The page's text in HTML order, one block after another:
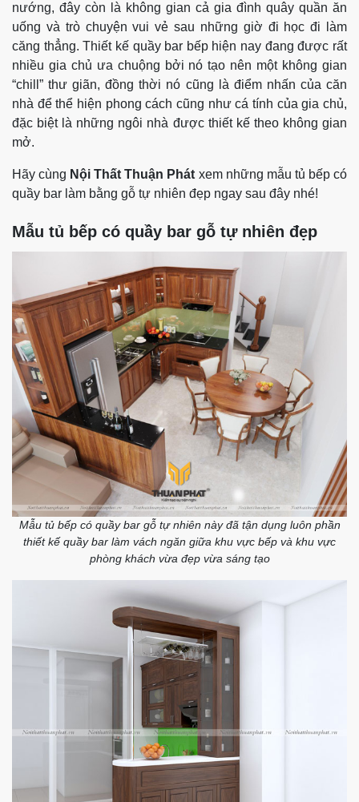
nướng, đây còn là không gian cả gia đình quây quần ăn
uống và trò chuyện vui vẻ sau những giờ đi học đi làm
căng thẳng. Thiết kế quầy bar bếp hiện nay đang được rất
nhiều gia chủ ưa chuộng bởi nó tạo nên một không gian
“chill” thư giãn, đồng thời nó cũng là điểm nhấn của căn
nhà để thể hiện phong cách cũng như cá tính của gia chủ,
đặc biệt là những ngôi nhà được thiết kế theo không gian
mở.
Hãy cùng Nội Thất Thuận Phát xem những mẫu tủ bếp có
quầy bar làm bằng gỗ tự nhiên đẹp ngay sau đây nhé!
Mẫu tủ bếp có quầy bar gỗ tự nhiên đẹp
Mẫu tủ bếp có quầy bar gỗ tự nhiên này đã tận dụng luôn phần
thiết kế quầy bar làm vách ngăn giữa khu vực bếp và khu vực
phòng khách vừa đẹp vừa sáng tạo